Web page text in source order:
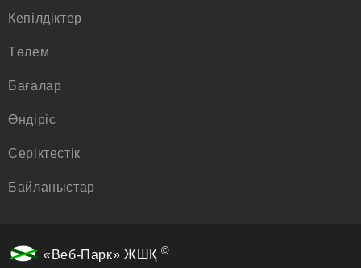
Кепілдіктер
Төлем
Бағалар
Өндіріс
Серіктестік
Байланыстар
«Веб-Парк» ЖШҚ ©